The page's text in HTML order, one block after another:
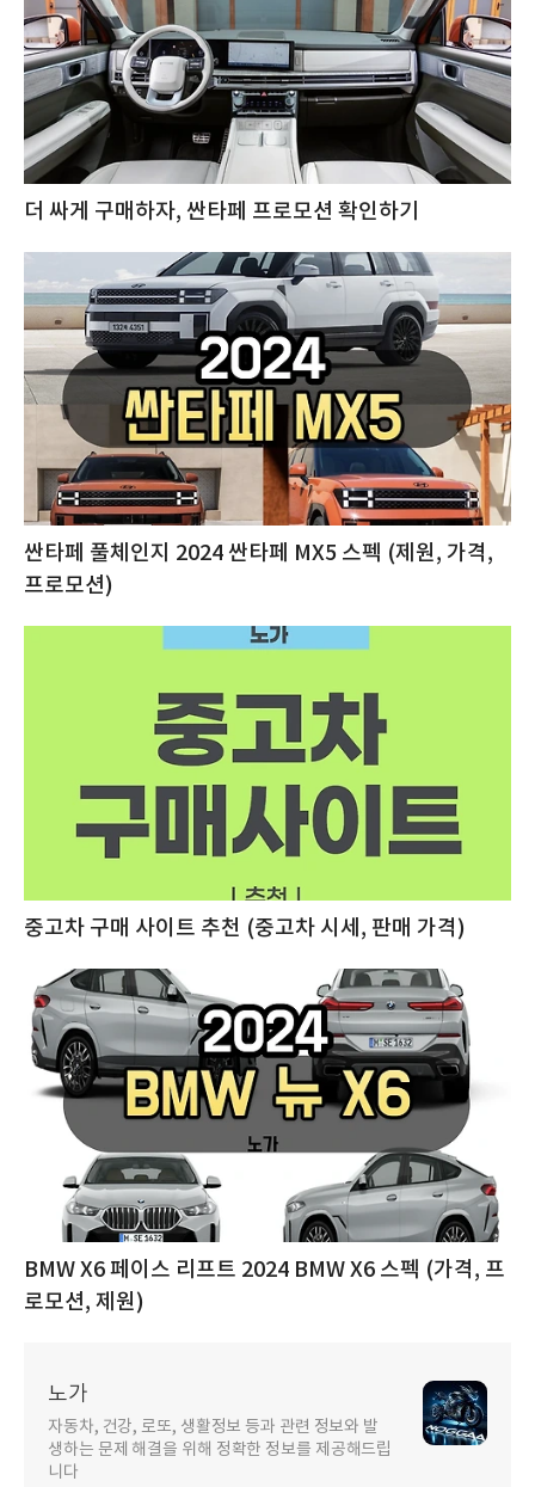
더 싸게 구매하자, 싼타페 프로모션 확인하기
싼타페 풀체인지 2024 싼타페 MX5 스펙 (제원, 가격,
프로모션)
중고차 구매 사이트 추천 (중고차 시세, 판매 가격)
BMW X6 페이스 리프트 2024 BMW X6 스펙 (가격, 프
로모션, 제원)
노가
자동차, 건강, 로또, 생활정보 등과 관련 정보와 발
생하는 문제 해결을 위해 정확한 정보를 제공해드립
니다